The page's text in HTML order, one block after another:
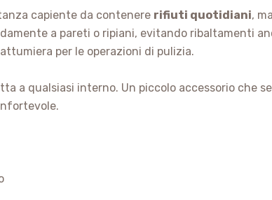
capiente da contenere rifiuti quotidiani,
a pareti o ripiani, evitando ribaltamenti
per le operazioni di pulizia.
a qualsiasi interno. Un piccolo accessorio che